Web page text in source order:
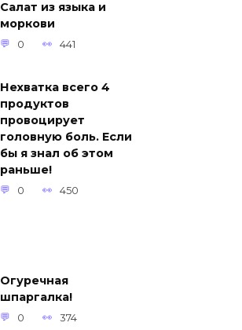
Салат из языка и
моркови
0 441
Нехватка всего 4
продуктов
провоцирует
головную боль. Если
бы я знал об этом
раньше!
0 450
Огуречная
шпаргалка!
0 374